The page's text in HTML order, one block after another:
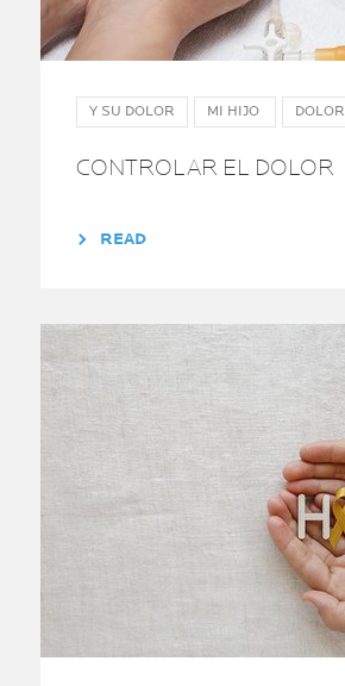
Y SU DOLOR MI HIJO DOLOR
CONTROLAR EL DOLOR
READ